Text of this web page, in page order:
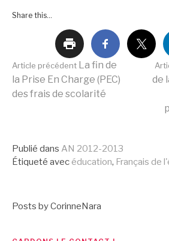
Share this...
Lire
suite
Article précédent La fin de
la Prise En Charge (PEC)
des frais de scolarité
de
Publié dans AN 2012-2013
Étiqueté avec éducation, Français de
Posts by CorinneNara